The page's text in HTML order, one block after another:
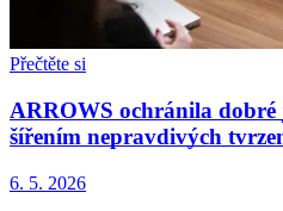
Přečtěte si
ARROWS ochránila dobré
šířením nepravdivých
6. 5. 2026